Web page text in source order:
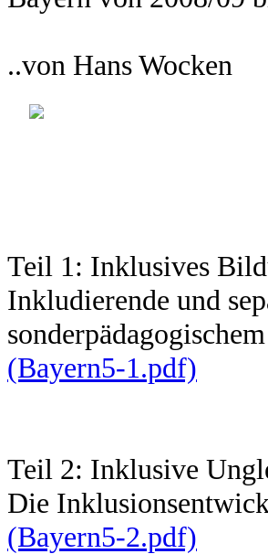
..von Hans Wocken
Teil 1: Inklusives
Inkludierende und
(Bayern5-1.pdf)
Teil 2: Inklusive
Die
(Bayern5-2.pdf)